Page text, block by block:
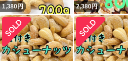
1,380円 2,380円